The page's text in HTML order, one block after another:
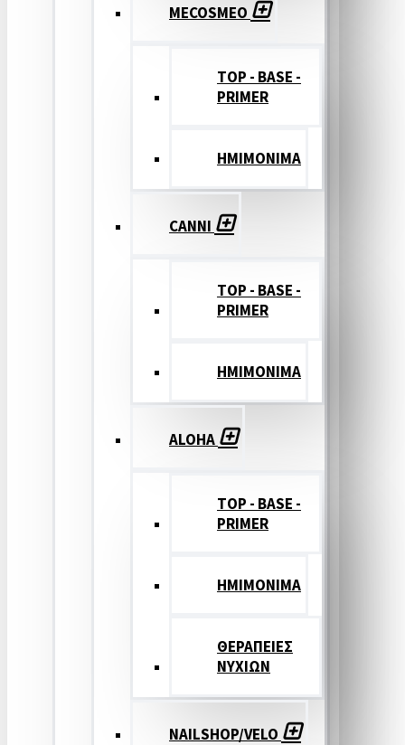
MECOSMEO
TOP - BASE -
PRIMER
ΗΜΙΜΟΝΙΜΑ
CANNI
TOP - BASE -
PRIMER
ΗΜΙΜΟΝΙΜΑ
ALOHA
TOP - BASE -
PRIMER
ΗΜΙΜΟΝΙΜΑ
ΘΕΡΑΠΕΙΕΣ
ΝΥΧΙΩΝ
NAILSHOP/VELO